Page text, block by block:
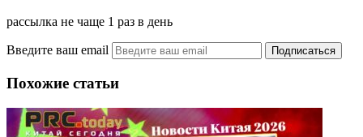
рассылка не чаще 1 раз в день
Введите ваш email
Похожие статьи